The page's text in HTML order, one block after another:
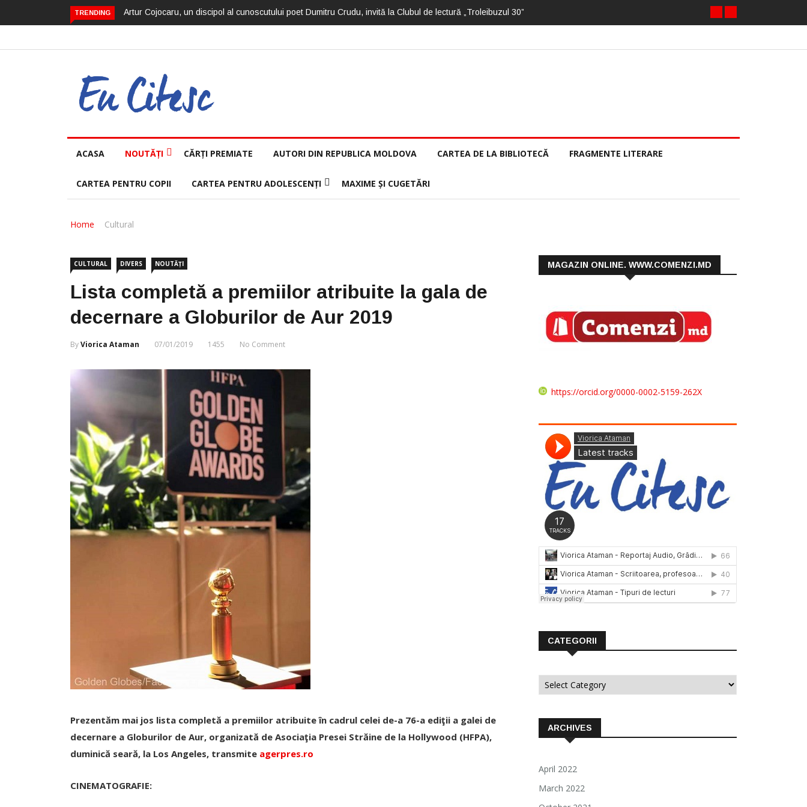
TRENDING Artur Cojocaru, un discipol al cunoscutului poet Dumitru Crudu, invită la Clubul de lectură „Troleibuzul 30”
ACASA NOUTĂȚI CĂRȚI PREMIATE AUTORI DIN REPUBLICA MOLDOVA CARTEA DE LA BIBLIOTECĂ FRAGMENTE LITERARE
CARTEA PENTRU COPII CARTEA PENTRU ADOLESCENȚI MAXIME ȘI CUGETĂRI
Home Cultural
CULTURAL DIVERS NOUTĂȚI
Lista completă a premiilor atribuite la gala de
decernare a Globurilor de Aur 2019
ByViorica Ataman 07/01/2019 1455 No Comment
Prezentăm mai jos lista completă a premiilor atribuite în cadrul celei de-a 76-a ediţii a galei de
decernare a Globurilor de Aur, organizată de Asociaţia Presei Străine de la Hollywood (HFPA),
duminică seară, la Los Angeles, transmite agerpres.ro
CINEMATOGRAFIE:
MAGAZIN ONLINE. WWW.COMENZI.MD
https://orcid.org/0000-0002-5159-262X
CATEGORII
Categorii
ARCHIVES
April 2022
March 2022